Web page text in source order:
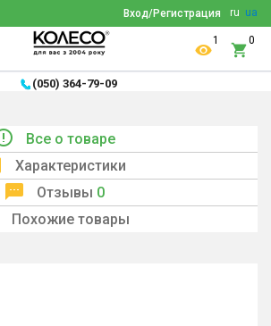
ru ua
Вход/Регистрация
1 0
(050) 364-79-09
Все о товаре
Характеристики
Отзывы 0
Похожие товары